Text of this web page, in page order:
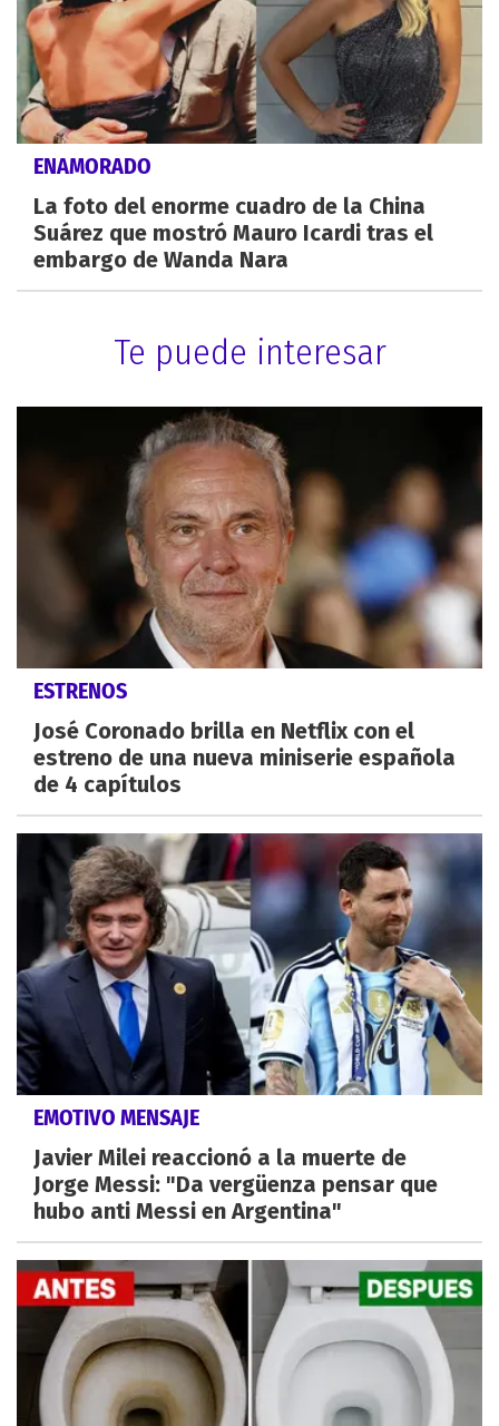
ENAMORADO
La foto del enorme cuadro de la China
Suárez que mostró Mauro Icardi tras el
embargo de Wanda Nara
Te puede interesar
ESTRENOS
José Coronado brilla en Netflix con el
estreno de una nueva miniserie española
de 4 capítulos
EMOTIVO MENSAJE
Javier Milei reaccionó a la muerte de
Jorge Messi: "Da vergüenza pensar que
hubo anti Messi en Argentina"